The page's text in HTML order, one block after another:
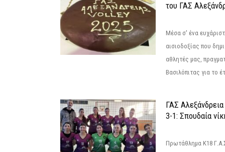
του ΓΑΣ
Μέσα σ' ένα
αισιοδοξίας που
αθλητές μας,
Βασιλόπιτας για το
ΓΑΣ
3-1: Σπουδαία
Πρωτάθλημα Κ18